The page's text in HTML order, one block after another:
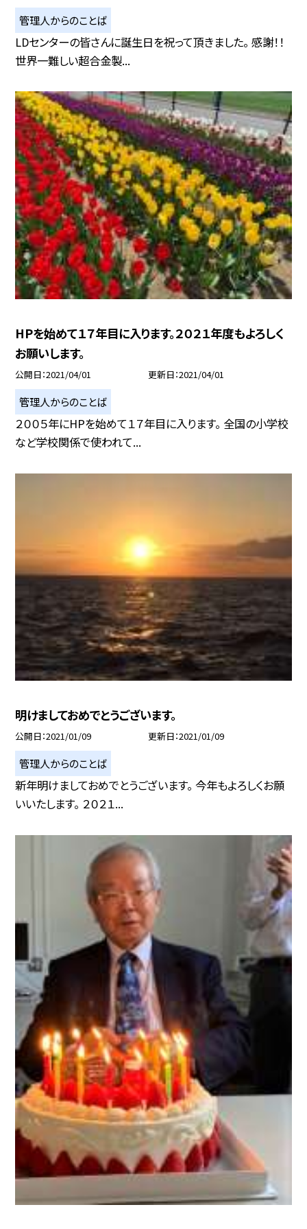
管理人からのことば
LDセンターの皆さんに誕生日を祝って頂きました。 感謝！！
世界一難しい超合金製...
HPを始めて１７年目に入ります。２０２１年度もよろしく
お願いします。
公開日 2021/04/01 更新日 2021/04/01
管理人からのことば
２００５年にHPを始めて１７年目に入ります。 全国の小学校
など学校関係で使われて...
明けましておめでとうございます。
公開日 2021/01/09 更新日 2021/01/09
管理人からのことば
新年明けましておめでとうございます。 今年もよろしくお願
いいたします。 ２０２１...